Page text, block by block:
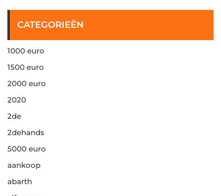
CATEGORIEËN
1000 euro
1500 euro
2000 euro
2020
2de
2dehands
5000 euro
aankoop
abarth